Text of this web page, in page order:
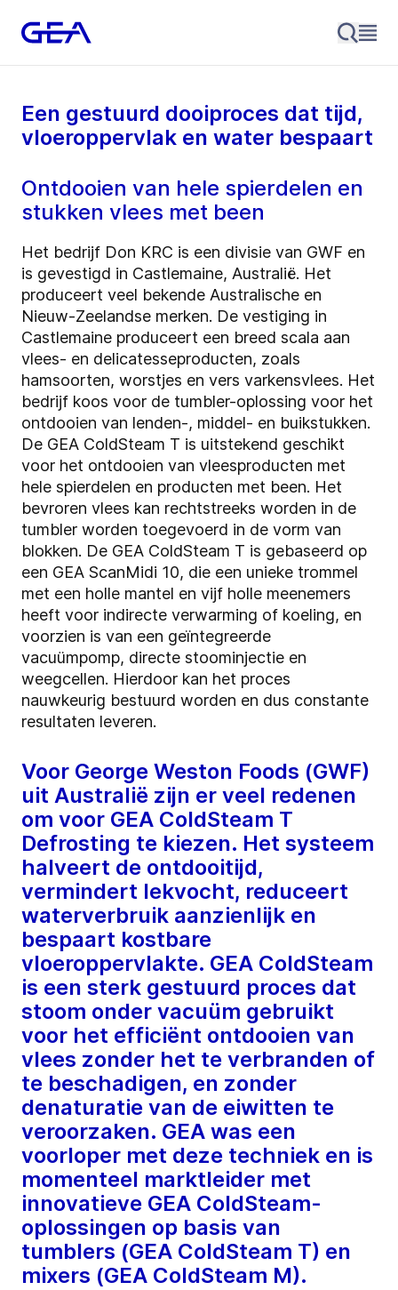
Een gestuurd dooiproces dat tijd,
vloeroppervlak en water bespaart
Ontdooien van hele spierdelen en
stukken vlees met been
Het bedrijf Don KRC is een divisie van GWF en
is gevestigd in Castlemaine, Australië. Het
produceert veel bekende Australische en
Nieuw-Zeelandse merken. De vestiging in
Castlemaine produceert een breed scala aan
vlees- en delicatesseproducten, zoals
hamsoorten, worstjes en vers varkensvlees. Het
bedrijf koos voor de tumbler-oplossing voor het
ontdooien van lenden-, middel- en buikstukken.
De GEA ColdSteam T is uitstekend geschikt
voor het ontdooien van vleesproducten met
hele spierdelen en producten met been. Het
bevroren vlees kan rechtstreeks worden in de
tumbler worden toegevoerd in de vorm van
blokken. De GEA ColdSteam T is gebaseerd op
een GEA ScanMidi 10, die een unieke trommel
met een holle mantel en vijf holle meenemers
heeft voor indirecte verwarming of koeling, en
voorzien is van een geïntegreerde
vacuümpomp, directe stoominjectie en
weegcellen. Hierdoor kan het proces
nauwkeurig bestuurd worden en dus constante
resultaten leveren.
Voor George Weston Foods (GWF)
uit Australië zijn er veel redenen
om voor GEA ColdSteam T
Defrosting te kiezen. Het systeem
halveert de ontdooitijd,
vermindert lekvocht, reduceert
waterverbruik aanzienlijk en
bespaart kostbare
vloeroppervlakte. GEA ColdSteam
is een sterk gestuurd proces dat
stoom onder vacuüm gebruikt
voor het efficiënt ontdooien van
vlees zonder het te verbranden of
te beschadigen, en zonder
denaturatie van de eiwitten te
veroorzaken. GEA was een
voorloper met deze techniek en is
momenteel marktleider met
innovatieve GEA ColdSteam-
oplossingen op basis van
tumblers (GEA ColdSteam T) en
mixers (GEA ColdSteam M).